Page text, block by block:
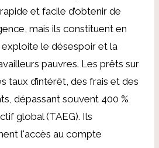
et facile d’obtenir de
mais ils constituent en
le désespoir et la
pauvres. Les prêts sur
taux d’intérêt, des frais et des
dépassant souvent 400 %
global (TAEG). Ils
l'accès au compte